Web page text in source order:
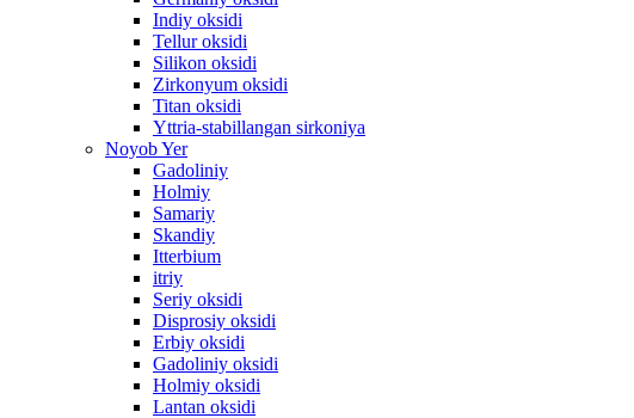
Indiy oksidi
Tellur oksidi
Silikon oksidi
Zirkonyum oksidi
Titan oksidi
Yttria-stabillangan sirkoniya
Noyob Yer
Gadoliniy
Holmiy
Samariy
Skandiy
Itterbium
itriy
Seriy oksidi
Disprosiy oksidi
Erbiy oksidi
Gadoliniy oksidi
Holmiy oksidi
Lantan oksidi